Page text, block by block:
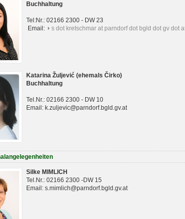
Buchhaltung
Tel:Nr.: 02166 2300 - DW 23
Email:
s dot kretschmar at parndorf dot bgld dot gv dot
Katarina Žuljević (ehemals Čirko)
Buchhaltung
Tel.Nr.: 02166 2300 - DW 10
Email: k.zuljevic@parndorf.bgld.gv.at
Silke MIMLICH
Tel.Nr.: 02166 2300 -DW 15
Email: s.mimlich@parndorf.bgld.gv.at